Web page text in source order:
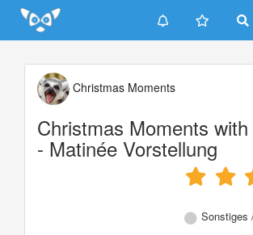
Update cookies preferences
Christmas Moments
Christmas Moments
- Matinée Vorstellung
Sonstiges